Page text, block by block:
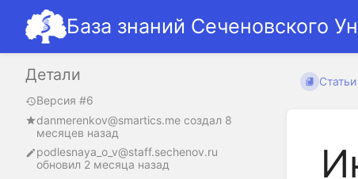
База знаний Сеченовского
Детали
Версия #6
danmerenkov@smartics.me создал 8
месяцев назад
podlesnaya_o_v@staff.sechenov.ru
обновил 2 месяца назад
Статьи